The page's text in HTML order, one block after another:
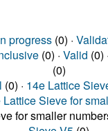
progress(0) ·
(0) · Valid (0) ·
(0)
(0) · 14e Lattice
Lattice Sieve for
for smaller